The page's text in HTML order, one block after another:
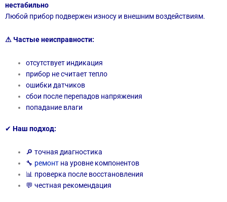
нестабильно
Любой прибор подвержен износу и внешним воздействиям.
⚠ Частые неисправности:
отсутствует индикация
прибор не считает тепло
ошибки датчиков
сбои после перепадов напряжения
попадание влаги
✔ Наш подход:
🔎 точная диагностика
🔧 ремонт на уровне компонентов
📊 проверка после восстановления
💬 честная рекомендация